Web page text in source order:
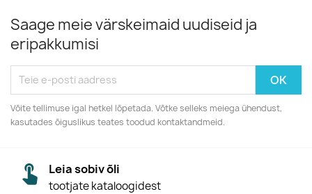
Saage meie värskeimaid uudiseid ja
eripakkumisi
Võite tellimuse igal hetkel lõpetada. Võtke selleks meiega ühendust,
kasutades õiguslikus teates toodud kontaktandmeid.
Leia sobiv õli
tootjate kataloogidest